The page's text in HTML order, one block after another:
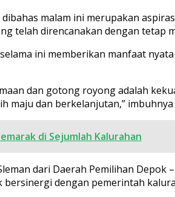
malam ini merupakan
telah direncanakan dengan tetap
ini memberikan manfaat
dan gotong royong adalah
maju dan berkelanjutan,” imbuhnya
di Sejumlah Kalurahan
dari Daerah Pemilihan Depok
dengan pemerintah